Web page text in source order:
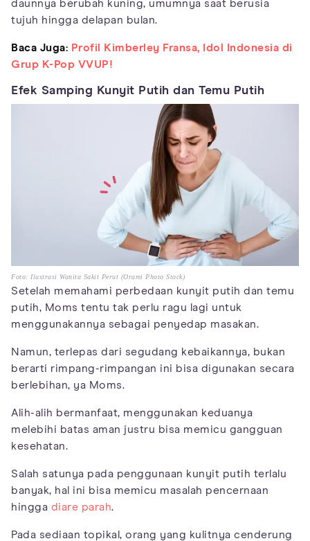
daunnya berubah kuning, umumnya saat berusia
tujuh hingga delapan bulan.
Baca Juga: Profil Kimberley Fransa, Idol Indonesia di
Grup K-Pop VVUP!
Efek Samping Kunyit Putih dan Temu Putih
Foto: Ilustrasi Wanita Sakit Perut (Orami Photo Stock)
Setelah memahami perbedaan kunyit putih dan temu
putih, Moms tentu tak perlu ragu lagi untuk
menggunakannya sebagai penyedap masakan.
Namun, terlepas dari segudang kebaikannya, bukan
berarti rimpang-rimpangan ini bisa digunakan secara
berlebihan, ya Moms.
Alih-alih bermanfaat, menggunakan keduanya
melebihi batas aman justru bisa memicu gangguan
kesehatan.
Salah satunya pada penggunaan kunyit putih terlalu
banyak, hal ini bisa memicu masalah pencernaan
hingga diare parah.
Pada sediaan topikal, orang yang kulitnya cenderung